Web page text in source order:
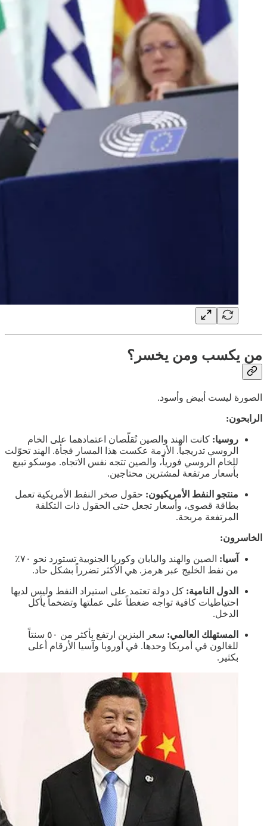
من يكسب ومن يخسر؟
الصورة ليست أبيض وأسود.
الرابحون:
روسيا: كانت الهند والصين تُقلّصان اعتمادهما على الخام
الروسي تدريجياً. الأزمة عكست هذا المسار فجأة. الهند تحوّلت
للخام الروسي فورياً، والصين تتجه نفس الاتجاه. موسكو تبيع
بأسعار مرتفعة لمشترين محتاجين.
منتجو النفط الأمريكيون: حقول صخر النفط الأمريكية تعمل
بطاقة قصوى، وأسعار تجعل حتى الحقول ذات التكلفة
المرتفعة مربحة.
الخاسرون:
آسيا:
الصين والهند واليابان وكوريا الجنوبية تستورد نحو ٧٠٪
من نفط الخليج عبر هرمز. هي الأكثر تضرراً بشكل حاد.
الدول النامية: كل دولة تعتمد على استيراد النفط وليس لديها
احتياطيات كافية تواجه ضغطاً على عملتها وتضخماً يأكل
الدخل.
المستهلك العالمي:
سعر البنزين ارتفع بأكثر من ٥٠ سنتاً
للغالون في أمريكا وحدها. في أوروبا وآسيا الأرقام أعلى
بكثير.